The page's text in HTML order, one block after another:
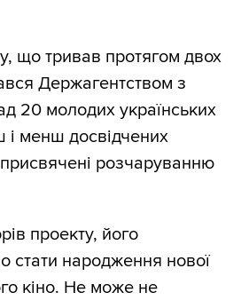
що тривав протягом двох
Держагентством з
20 молодих українських
і менш досвідчених
розчаруванню
проекту, його
стати народження нової
кіно. Не може не